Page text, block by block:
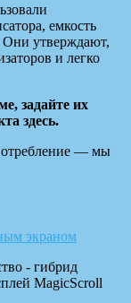
емкость
Они утверждают,
и легко
задайте их
здесь.
— мы
экраном
- гибрид
MagicScroll